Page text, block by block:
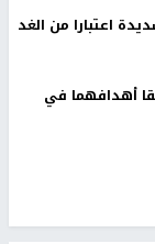
اعتبارا من الغد
أهدافهما في